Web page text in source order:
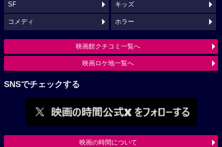
SF キッズ
コメディ ホラー
映画館クチコミ一覧へ
映画ロケ地一覧へ
SNSでチェックする
映画の時間について